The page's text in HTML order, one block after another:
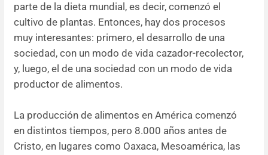
parte de la dieta mundial, es decir, comenzó el
cultivo de plantas. Entonces, hay dos procesos
muy interesantes: primero, el desarrollo de una
sociedad, con un modo de vida cazador-recolector,
y, luego, el de una sociedad con un modo de vida
productor de alimentos.
La producción de alimentos en América comenzó
en distintos tiempos, pero 8.000 años antes de
Cristo, en lugares como Oaxaca, Mesoamérica, las